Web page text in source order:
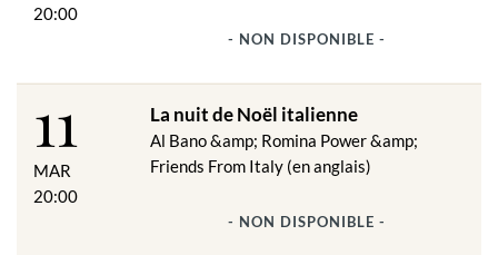
20:00
- NON DISPONIBLE -
11
MAR
20:00
La nuit de Noël italienne
Al Bano &amp; Romina Power &amp;
Friends From Italy (en anglais)
- NON DISPONIBLE -